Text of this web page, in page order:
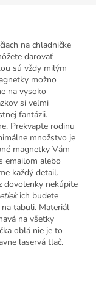
na chladničke
darovať
sú vždy milým
možno
na vysoko
si veľmi
fantázii.
Prekvapte rodinu
množstvo je
magnetky Vám
emailom alebo
každý detail.
dovolenky nekúpite
ich budete
tabuli. Materiál
na všetky
oblá nie je to
laservá tlač.